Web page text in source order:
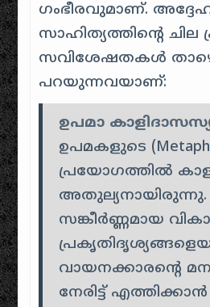
ഗംഭീരവുമാണ്.
സാഹിത്യത്തിന്റെ ചില
സവിശേഷതകൾ
പറയുന്നവയാണ്:
ഉപമാ
ഉപമകളുടെ
പ്രയോഗത്തിൽ
അതുല്യനായിരുന്നു.
സങ്കീർണ്ണമായ
വായനക്കാരന്റെ
നേരിട്ട്